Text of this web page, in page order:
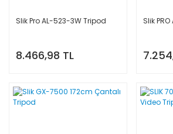
Slik Pro AL-523-3W Tripod
8.466,98 TL
Slik